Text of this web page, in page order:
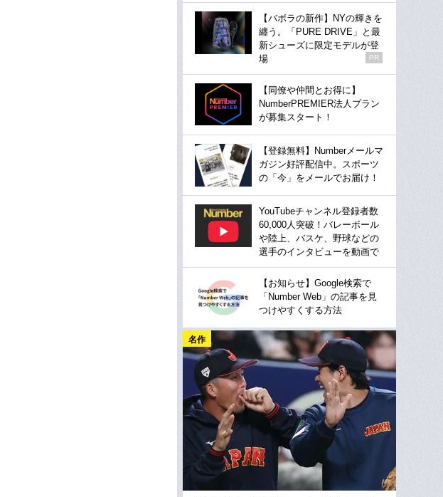
【バボラの新作】NYの輝きを
纏う。「PURE DRIVE」と最
新シューズに限定モデルが登
場
PR
【同僚や仲間とお得に】
NumberPREMIER法人プラン
が募集スタート！
【登録無料】Numberメールマ
ガジン好評配信中。スポーツ
の「今」をメールでお届け！
YouTubeチャンネル登録者数
60,000人突破！バレーボール
や陸上、バスケ、野球などの
選手のインタビューを動画で
【お知らせ】Google検索で
「Number Web」の記事を見
つけやすくする方法
名作